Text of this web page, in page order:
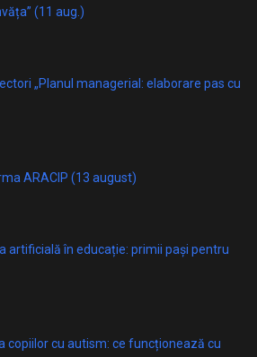
(11 aug.)
„Planul managerial: elaborare pas cu
ARACIP (13 august)
artificială în educație: primii pași pentru
copiilor cu autism: ce funcționează cu